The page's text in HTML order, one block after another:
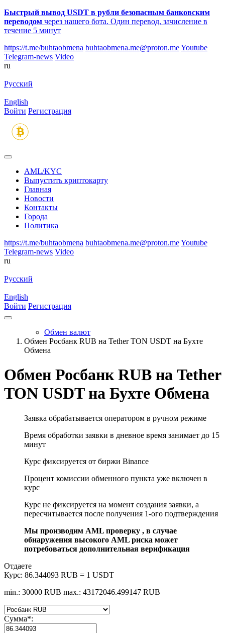
Быстрый вывод USDT в рубли безопасным банковским
переводом через нашего бота. Один перевод, зачисление в
течение 5 минут
https://t.me/buhtaobmena buhtaobmena.me@proton.meYoutube
Telegram-news Video
ru
Русский
English
Войти Регистрация
AML/KYC
Выпустить криптокарту
Главная
Новости
Контакты
Города
Политика
https://t.me/buhtaobmena buhtaobmena.me@proton.meYoutube
Telegram-news Video
ru
Русский
English
Войти Регистрация
Обмен валют
Обмен Росбанк RUB на Tether TON USDT на Бухте
Обмена
Обмен Росбанк RUB на Tether
TON USDT на Бухте Обмена
Заявка обрабатывается оператором в ручном режиме
Время обработки заявки в дневное время занимает до 15
минут
Курс фиксируется от биржи Binance
Процент комиссии обменного пункта уже включен в
курс
Курс не фиксируется на момент создания заявки, а
пересчитывается после получения 1-ого подтверждения
Мы производим AML проверку , в случае
обнаружения высокого AML риска может
потребоваться дополнительная верификация
Отдаете
Курс: 86.344093 RUB = 1 USDT
min.: 30000 RUB max.: 43172046.499147 RUB
Сумма*: